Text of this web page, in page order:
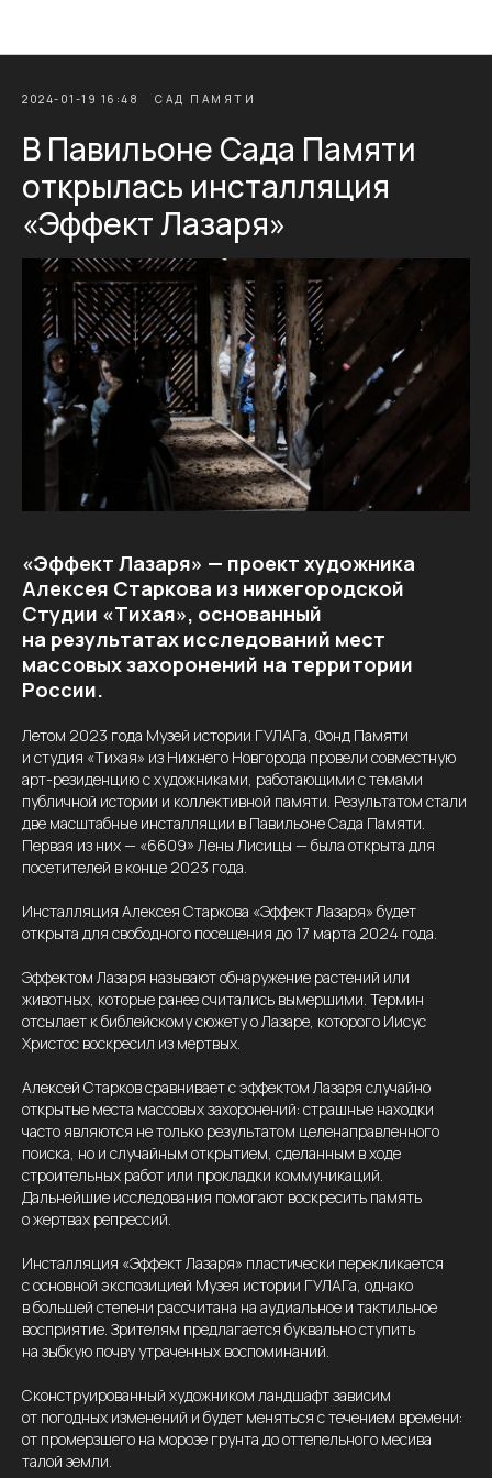
2024-01-19 16:48 САД ПАМЯТИ
В Павильоне Сада Памяти
открылась инсталляция
«Эффект Лазаря»
«Эффект Лазаря» — проект художника
Алексея Старкова из нижегородской
Студии «Тихая», основанный
на результатах исследований мест
массовых захоронений на территории
России.
Летом 2023 года Музей истории ГУЛАГа, Фонд Памяти
и студия «Тихая» из Нижнего Новгорода провели совместную
арт-резиденцию с художниками, работающими с темами
публичной истории и коллективной памяти. Результатом стали
две масштабные инсталляции в Павильоне Сада Памяти.
Первая из них — «6609» Лены Лисицы — была открыта для
посетителей в конце 2023 года.
Инсталляция Алексея Старкова «Эффект Лазаря» будет
открыта для свободного посещения до 17 марта 2024 года.
Эффектом Лазаря называют обнаружение растений или
животных, которые ранее считались вымершими. Термин
отсылает к библейскому сюжету о Лазаре, которого Иисус
Христос воскресил из мертвых.
Алексей Старков сравнивает с эффектом Лазаря случайно
открытые места массовых захоронений: страшные находки
часто являются не только результатом целенаправленного
поиска, но и случайным открытием, сделанным в ходе
строительных работ или прокладки коммуникаций.
Дальнейшие исследования помогают воскресить память
о жертвах репрессий.
Инсталляция «Эффект Лазаря» пластически перекликается
с основной экспозицией Музея истории ГУЛАГа, однако
в большей степени рассчитана на аудиальное и тактильное
восприятие. Зрителям предлагается буквально ступить
на зыбкую почву утраченных воспоминаний.
Сконструированный художником ландшафт зависим
от погодных изменений и будет меняться с течением времени:
от промерзшего на морозе грунта до оттепельного месива
талой земли.